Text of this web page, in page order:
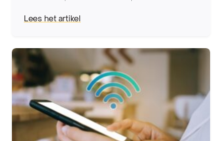
Lees het artikel